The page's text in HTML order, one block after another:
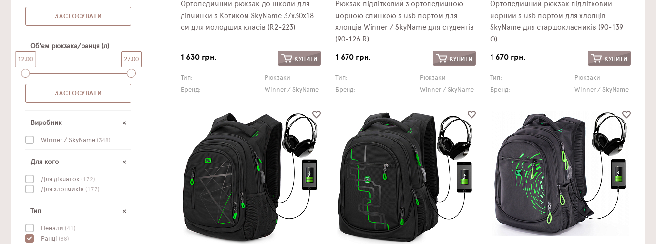
Об'єм рюкзака/ранця (л)
12.00 27.00
Виробник
Winner / SkyName (348)
Для кого
Для дівчаток (172)
Для хлопчиків (177)
Тип
Пенали (41)
Ранці (88)
Ортопедичний рюкзак до школи для
дівчинки з Котиком SkyName 37х30х18
см для молодших класів (R2-223)
1 630 грн. КУПИТИ
Тип:
Рюкзаки
Бренд:
Winner / SkyName
Рюкзак підлітковий з ортопедичною
чорною спинкою з usb портом для
хлопців Winner / SkyName для студентів
(90-126 R)
1 670 грн. КУПИТИ
Тип:
Рюкзаки
Бренд:
Winner / SkyName
Ортопедичний рюкзак підлітковий
чорний з usb портом для хлопців
SkyName для старшокласників (90-139
О)
1 670 грн. КУПИТИ
Тип:
Рюкзаки
Бренд:
Winner / SkyName